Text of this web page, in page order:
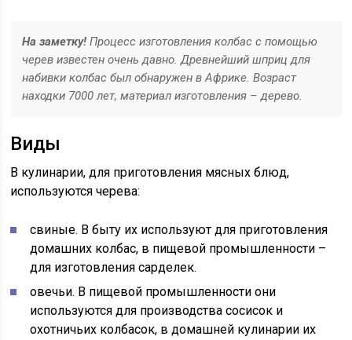
На заметку! Процесс изготовления колбас с помощью
черев известен очень давно. Древнейший шприц для
набивки колбас был обнаружен в Африке. Возраст
находки 7000 лет, материал изготовления – дерево.
Виды
В кулинарии, для приготовления мясных блюд,
используются черева:
свиные. В быту их используют для приготовления
домашних колбас, в пищевой промышленности –
для изготовления сарделек.
овечьи. В пищевой промышленности они
используются для производства сосисок и
охотничьих колбасок, в домашней кулинарии их